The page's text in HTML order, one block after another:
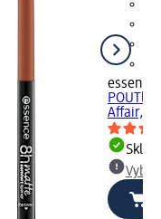
essence
Affair,